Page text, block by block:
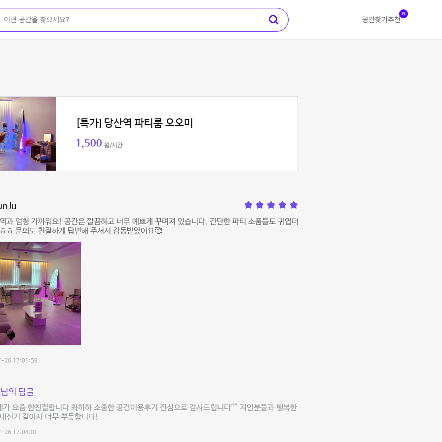
공간찾기 추천
N
[특가] 당산역 파티룸 오오미
1,500 원/시간
과 엄청 가까워요! 공간은 깔끔하고 너무 예쁘게 꾸며져 있습니다. 간단한 파티 소품들도 귀엽더
ㅎ 문의도 친절하게 답변해 주셔서 감동받았어요🥰
26 17:01:58
의 답글
요즘 한친절합니다 촤하하 소중한 공간이용후기 진심으로 감사드립니다^^ 지인분들과 행복한
신거 같아서 너무 뿌듯합니다!
26 17:04:01